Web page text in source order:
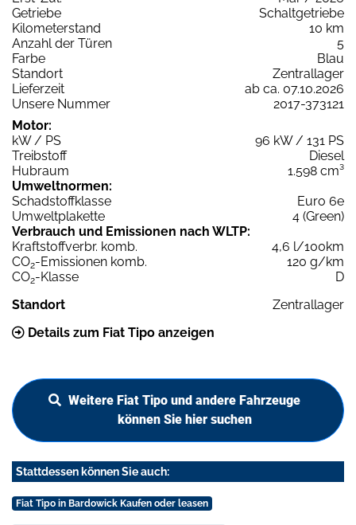
Getriebe
Schaltgetriebe
Kilometerstand
10 km
Anzahl der Türen
5
Farbe
Blau
Standort
Zentrallager
Lieferzeit
ab ca. 07.10.2026
Unsere Nummer
2017-373121
Motor:
kW / PS
96 kW / 131 PS
Treibstoff
Diesel
Hubraum
1.598 cm³
Umweltnormen:
Schadstoffklasse
Euro 6e
Umweltplakette
4 (Green)
Verbrauch und Emissionen nach WLTP:
Kraftstoffverbr. komb.
4,6 l/100km
CO2-Emissionen komb.
120 g/km
CO2-Klasse
D
Standort
Zentrallager
Details zum Fiat Tipo anzeigen
Weitere Fiat Tipo und andere Fahrzeuge
können Sie hier suchen
Stattdessen können Sie auch:
Fiat Tipo in Bardowick Kaufen oder leasen